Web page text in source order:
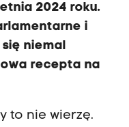
2024 roku.
i
niemal
recepta na
to nie wierzę.